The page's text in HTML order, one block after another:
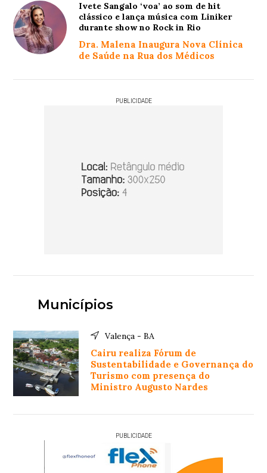
Ivete Sangalo ‘voa’ ao som de hit
clássico e lança música com Liniker
durante show no Rock in Rio
Dra. Malena Inaugura Nova Clínica
de Saúde na Rua dos Médicos
PUBLICIDADE
Municípios
Valença - BA
Cairu realiza Fórum de
Sustentabilidade e Governança do
Turismo com presença do
Ministro Augusto Nardes
PUBLICIDADE